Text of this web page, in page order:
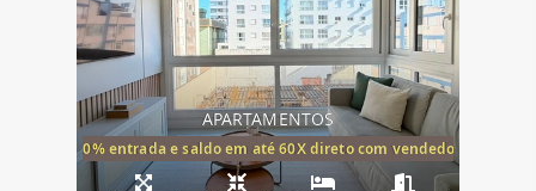
APARTAMENTOS
20% entrada e saldo em até 60X direto com vendedor